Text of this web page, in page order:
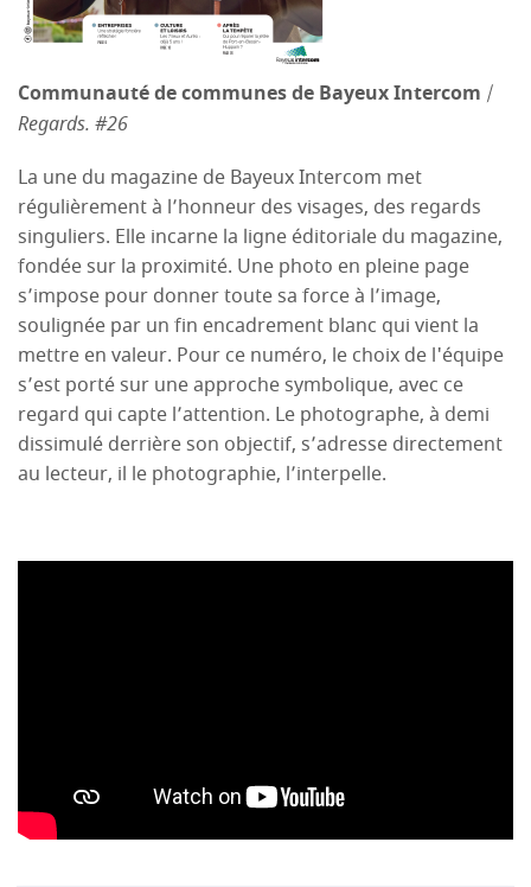
Communauté de communes de Bayeux Intercom /
Regards. #26
La une du magazine de Bayeux Intercom met
régulièrement à l’honneur des visages, des regards
singuliers. Elle incarne la ligne éditoriale du magazine,
fondée sur la proximité. Une photo en pleine page
s’impose pour donner toute sa force à l’image,
soulignée par un fin encadrement blanc qui vient la
mettre en valeur. Pour ce numéro, le choix de l'équipe
s’est porté sur une approche symbolique, avec ce
regard qui capte l’attention. Le photographe, à demi
dissimulé derrière son objectif, s’adresse directement
au lecteur, il le photographie, l’interpelle.